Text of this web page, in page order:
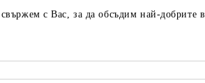
с Вас, за да обсъдим най-добрите